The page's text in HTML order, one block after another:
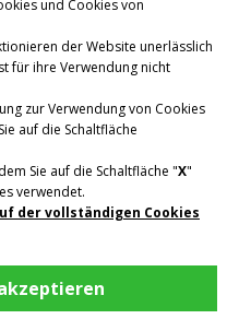
und Cookies von
der Website unerlässlich
für ihre Verwendung nicht
zur Verwendung von Cookies
auf die Schaltfläche
Sie auf die Schaltfläche "X"
verwendet.
der vollständigen Cookies
| Sitemap